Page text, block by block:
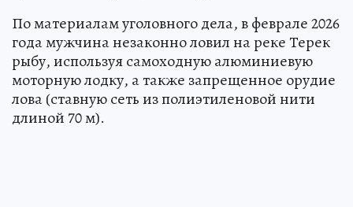
По материалам уголовного дела, в феврале 2026
года мужчина незаконно ловил на реке Терек
рыбу, используя самоходную алюминиевую
моторную лодку, а также запрещенное орудие
лова (ставную сеть из полиэтиленовой нити
длиной 70 м).